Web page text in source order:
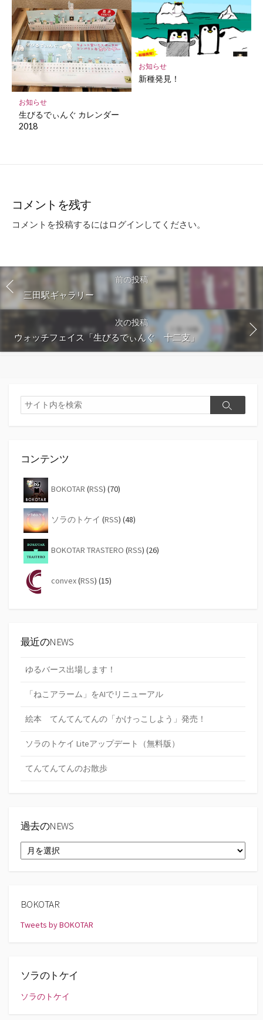
お知らせ
生びるでぃんぐ カレンダー
2018
お知らせ
新種発見！
コメントを残す
コメントを投稿するにはログイン してください。
前の投稿
三田駅ギャラリー
次の投稿
ウォッチフェイス「生びるでぃんぐ 十二支」
検
索
検
コンテンツ
BOKOTAR (RSS) (70)
ソラのトケイ (RSS) (48)
BOKOTAR TRASTERO (RSS) (26)
convex(RSS) (15)
最近のNEWS
ゆるバース出場します！
「ねこアラーム」をAIでリニューアル
絵本 てんてんてんの「かけっこしよう」発売！
ソラのトケイ Liteアップデート（無料版）
てんてんてんのお散歩
過去のNEWS
去
BOKOTAR
Tweets by BOKOTAR
ソラのトケイ
ソラのトケイ